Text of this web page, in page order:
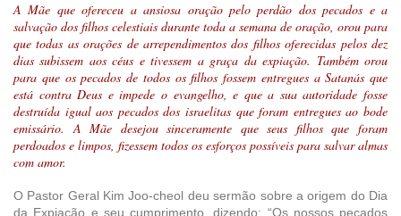
A Mãe que ofereceu a ansiosa oração pelo perdão dos pecados e a
salvação dos filhos celestiais durante toda a semana de oração, orou para
que todas as orações de arrependimentos dos filhos oferecidas pelos dez
dias subissem aos céus e tivessem a graça da expiação. Também orou
para que os pecados de todos os filhos fossem entregues a Satanás que
está contra Deus e impede o evangelho, e que a sua autoridade fosse
destruída igual aos pecados dos israelitas que foram entregues ao bode
emissário. A Mãe desejou sinceramente que seus filhos que foram
perdoados e limpos, fizessem todos os esforços possíveis para salvar almas
com amor.
O Pastor Geral Kim Joo-cheol deu sermão sobre a origem do Dia
da Expiação e seu cumprimento, dizendo: “Os nossos pecados